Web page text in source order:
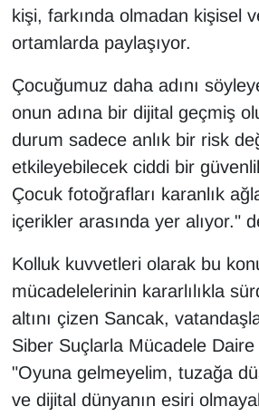
kişi, farkında olmadan kişisel
ortamlarda paylaşıyor.
Çocuğumuz daha adını
onun adına bir dijital geçmiş
durum sadece anlık bir risk
etkileyebilecek ciddi bir
Çocuk fotoğrafları karanlık
içerikler arasında yer alıyor."
Kolluk kuvvetleri olarak bu
mücadelelerinin kararlılıkla
altını çizen Sancak,
Siber Suçlarla Mücadele Daire
"Oyuna gelmeyelim, tuzağa
ve dijital dünyanın esiri